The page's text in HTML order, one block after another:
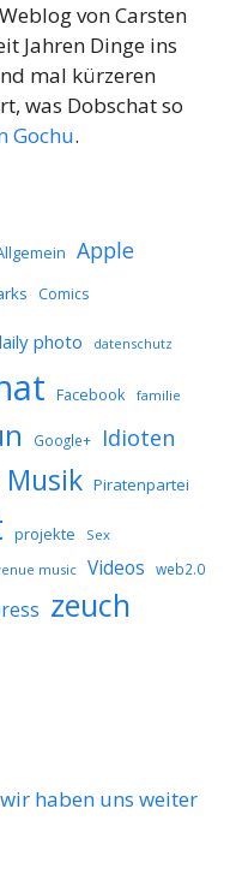
von Carsten
Jahren Dinge ins
mal kürzeren
was Dobschat so
Gochu.
Apple
Comics
photo datenschutz
Facebook familie
Google+ Idioten
Musik Piratenpartei
projekte Sex
music Videos web2.0
zeuch
haben uns weiter